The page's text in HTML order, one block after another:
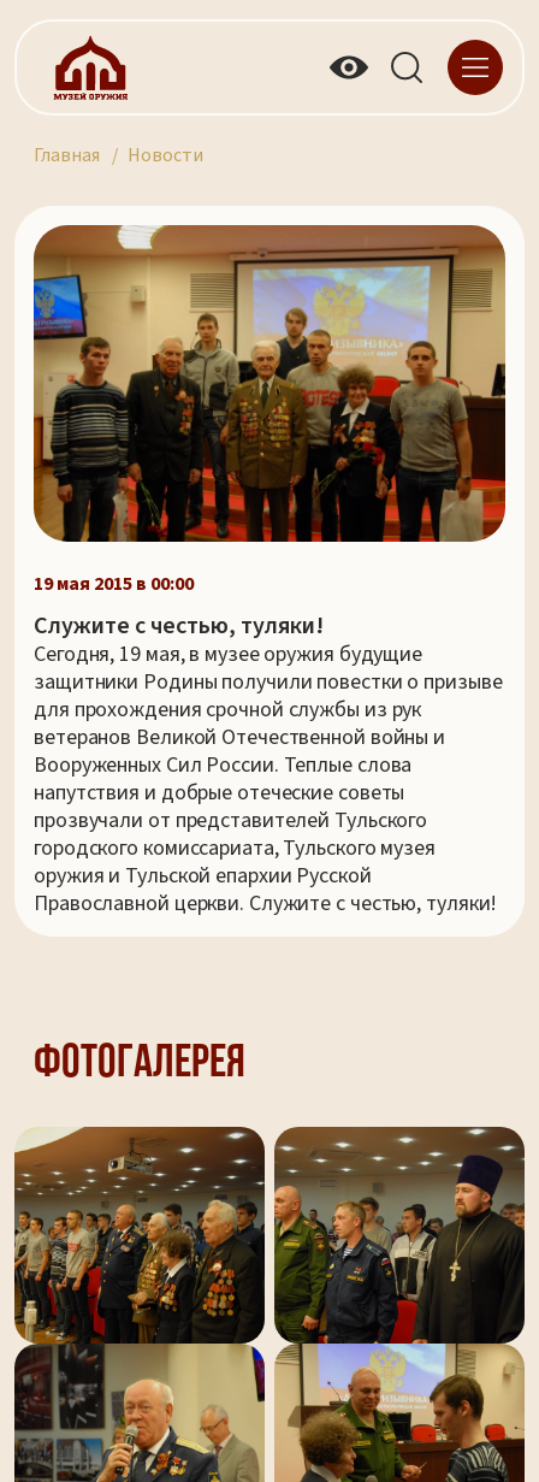
Главная Новости
19 мая 2015 в 00:00
Служите с честью, туляки!
Сегодня, 19 мая, в музее оружия будущие
защитники Родины получили повестки о призыве
для прохождения срочной службы из рук
ветеранов Великой Отечественной войны и
Вооруженных Сил России. Теплые слова
напутствия и добрые отеческие советы
прозвучали от представителей Тульского
городского комиссариата, Тульского музея
оружия и Тульской епархии Русской
Православной церкви. Служите с честью, туляки!
Фотогалерея